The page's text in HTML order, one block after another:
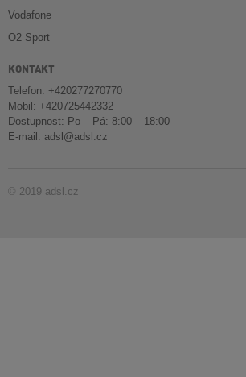
Vodafone
O2 Sport
KONTAKT
Telefon: +420277270770
Mobil: +420725442332
Dostupnost: Po – Pá: 8:00 – 18:00
E-mail: adsl@adsl.cz
© 2019 adsl.cz